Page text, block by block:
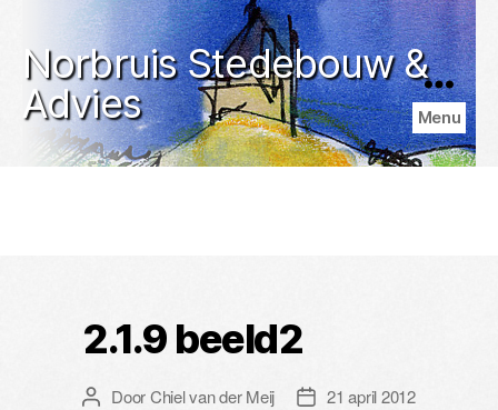
Norbruis Stedebouw &
Advies
Menu
2.1.9 beeld2
Berichtauteur
DoorChiel van der Meij Berichtdatum
21 april 2012